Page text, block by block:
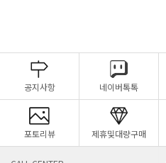
공지사항 네이버톡톡
포토리뷰 제휴및대량구매